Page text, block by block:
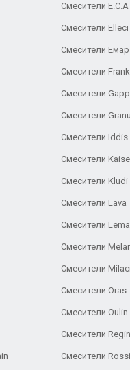
Смесители E.C.A
Смесители Elleci
Смесители Емар
Смесители
Смесители
Смесители
Смесители Iddis
Смесители
Смесители Kludi
Смесители Lava
Смесители
Смесители
Смесители
Смесители Oras
Смесители Oulin
Смесители
Смесители